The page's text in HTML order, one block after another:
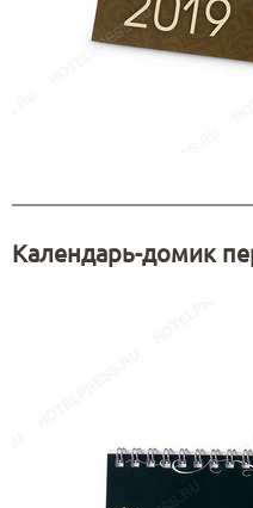
Календарь-домик